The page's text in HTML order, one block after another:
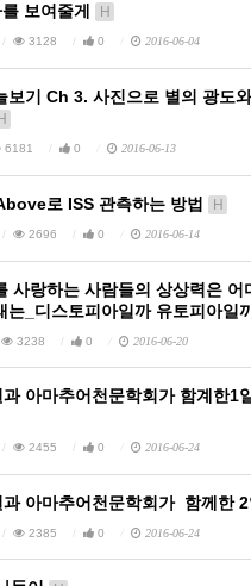
보여줄게 H
3128 0 2016-06-04
보기 Ch 3. 사진으로 별의 광도
H
6181 0 2016-06-13
로 ISS 관측하는 방법 H
2696 0 2016-06-14
사랑하는 사람들의 상상력은
는_디스토피아일까 유토피아일
3238 0 2016-06-20
아마추어천문학회가 함계한1
2455 0 2016-06-24
과 아마추어천문학회가 함께한
2385 0 2016-06-24